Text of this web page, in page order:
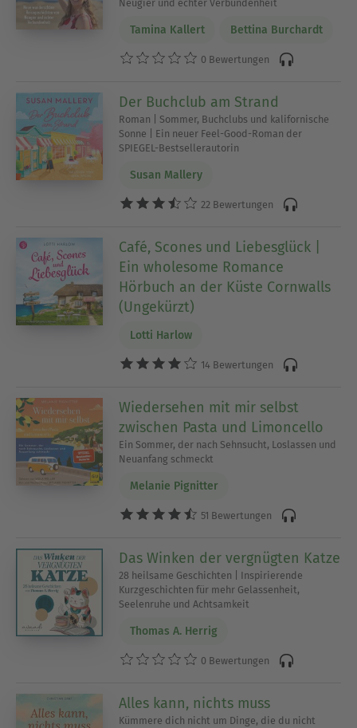
Naturbetrachtungen oder humorvolle
ohne den Puls zu heben.
Hörbücher zum Entspannen vs. Hörbücher zum
Einschlafen
Ein wichtiger Unterschied: Hörbücher zum
Entspannen sind nicht dasselbe wie Hörbücher
zum Einschlafen. Einschlafhörbücher sind explizit
auf den Übergang in den Schlaf ausgelegt - oft
Schlafmeditationen oder geführten
Entspannungsreisen, die den Geist gezielt
abschalten lassen. Für diese Kategorie gibt es bei
Skoobe einen eigenen Bereich.
Entspannungshörbücher hingegen begleiten Dich
durch wache Ruhephasen. Du kannst ihnen
gedanklich präsent bleiben - beim Dehnen nach
dem Sport, beim Kochen, beim Spaziergang oder
einfach beim Nichtstun auf dem Balkon.
Was Dich in entspannenden Hörbüchern erwartet
Genres im Bereich Hörbücher zum Entspannen
- Achtsamkeit und mentale Gesundheit:
Sachbücher und Ratgeber, die ohne erhobenen
Zeigefinger funktionieren
- Naturerzählungen und stille Abenteuer: ideal für
alle, die im Kopf reisen möchten
Kurzgeschichten, Feelgood-Prosa, humorvolle
Alltagsbeobachtungen
Neugier und echter Verbundenheit
Tamina Kallert Bettina Burchardt
0 Bewertungen
Der Buchclub am Strand
Roman | Sommer, Buchclubs und kalifornische
Sonne | Ein neuer Feel-Good-Roman der
SPIEGEL-Bestsellerautorin
Susan Mallery
22 Bewertungen
Café, Scones und Liebesglück |
Ein wholesome Romance
Hörbuch an der Küste Cornwalls
(Ungekürzt)
Lotti Harlow
14 Bewertungen
Wiedersehen mit mir selbst
zwischen Pasta und Limoncello
Ein Sommer, der nach Sehnsucht, Loslassen und
Neuanfang schmeckt
Melanie Pignitter
51 Bewertungen
Das Winken der vergnügten Katze
28 heilsame Geschichten | Inspirierende
Kurzgeschichten für mehr Gelassenheit,
Seelenruhe und Achtsamkeit
Thomas A. Herrig
0 Bewertungen
Alles kann, nichts muss
Kümmere dich nicht um Dinge, die du nicht